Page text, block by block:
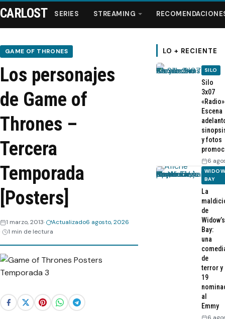
Series
Streaming
Recomendaciones
Webisodios
CARLOST SERIES STREAMING
GAME OF THRONES
Los personajes
de Game of
Thrones –
Tercera
Temporada
[Posters]
1 marzo, 2013 Actualizado6 agosto, 2026
1 min de lectura
LO + RECIENTE
SILO
Silo
3x07
Escena
y fotos
6
BAY
La
de
Widow’s
Bay:
una
de
terror y
19
al
Emmy